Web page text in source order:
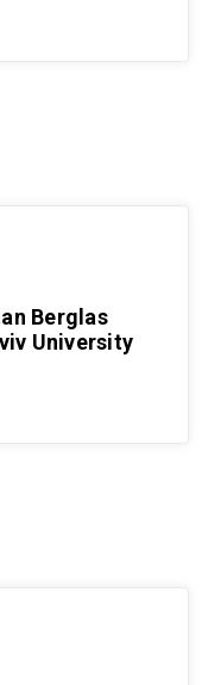
Berglas
University